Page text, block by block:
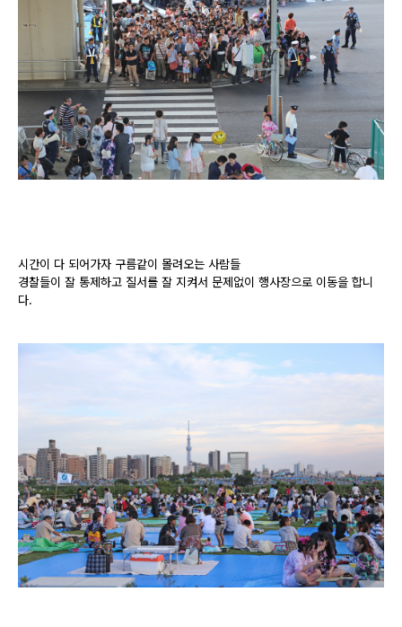
시간이 다 되어가자 구름같이 몰려오는 사람들
경찰들이 잘 통제하고 질서를 잘 지켜서 문제없이 행사장으로 이동을 합니
다.